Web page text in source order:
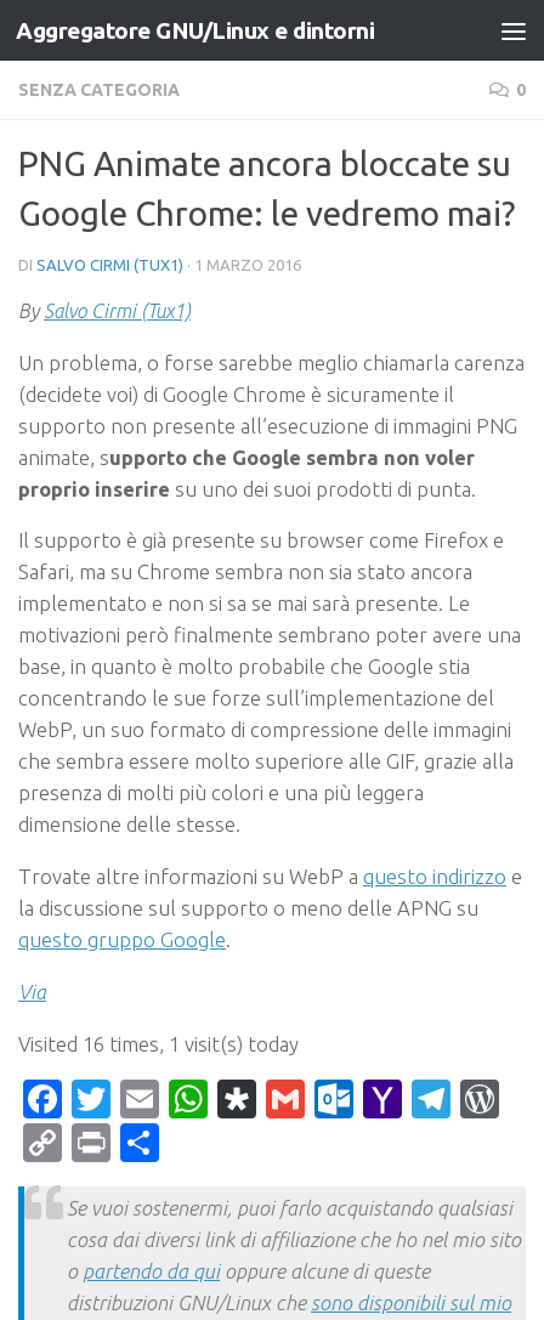
Salta al contenuto
Aggregatore GNU/Linux e dintorni
SENZA CATEGORIA 0
PNG Animate ancora bloccate su
Google Chrome: le vedremo mai?
DI SALVO CIRMI (TUX1) · 1 MARZO 2016
BySalvo Cirmi (Tux1)
Un problema, o forse sarebbe meglio chiamarla carenza
(decidete voi) di Google Chrome è sicuramente il
supporto non presente all’esecuzione di immagini PNG
animate, supporto che Google sembra non voler
proprio inserire su uno dei suoi prodotti di punta.
Il supporto è già presente su browser come Firefox e
Safari, ma su Chrome sembra non sia stato ancora
implementato e non si sa se mai sarà presente. Le
motivazioni però finalmente sembrano poter avere una
base, in quanto è molto probabile che Google stia
concentrando le sue forze sull’implementazione del
WebP, un suo formato di compressione delle immagini
che sembra essere molto superiore alle GIF, grazie alla
presenza di molti più colori e una più leggera
dimensione delle stesse.
Trovate altre informazioni su WebP a questo indirizzo e
la discussione sul supporto o meno delle APNG su
questo gruppo Google.
Via
Visited 16 times, 1 visit(s) today
Facebook
Twitter
EmailWhatsApp
Diaspora
Gmail Yahoo
CopyPrint
Se vuoi sostenermi, puoi farlo acquistando qualsiasi
cosa dai diversi link di affiliazione che ho nel mio sito
o partendo da quioppure alcune di queste
distribuzioni GNU/Linux che sono disponibili sul mio